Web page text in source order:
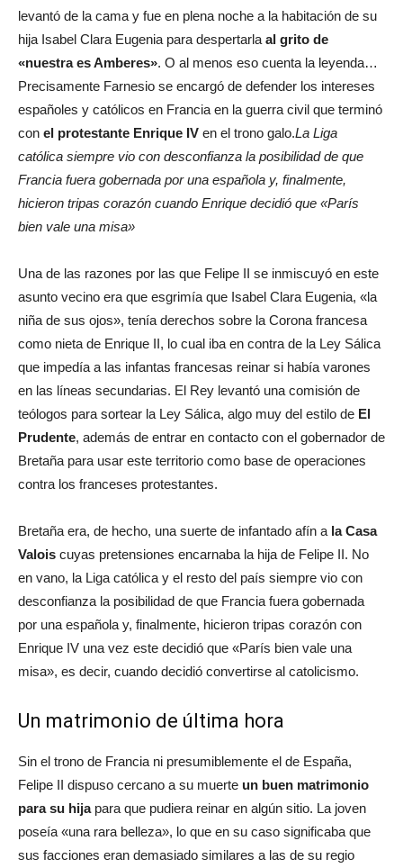
levantó de la cama y fue en plena noche a la habitación de su
hija Isabel Clara Eugenia para despertarla al grito de
«nuestra es Amberes». O al menos eso cuenta la leyenda…
Precisamente Farnesio se encargó de defender los intereses
españoles y católicos en Francia en la guerra civil que terminó
con el protestante Enrique IV en el trono galo.La Liga
católica siempre vio con desconfianza la posibilidad de que
Francia fuera gobernada por una española y, finalmente,
hicieron tripas corazón cuando Enrique decidió que «París
bien vale una misa»
Una de las razones por las que Felipe II se inmiscuyó en este
asunto vecino era que esgrimía que Isabel Clara Eugenia, «la
niña de sus ojos», tenía derechos sobre la Corona francesa
como nieta de Enrique II, lo cual iba en contra de la Ley Sálica
que impedía a las infantas francesas reinar si había varones
en las líneas secundarias. El Rey levantó una comisión de
teólogos para sortear la Ley Sálica, algo muy del estilo de El
Prudente, además de entrar en contacto con el gobernador de
Bretaña para usar este territorio como base de operaciones
contra los franceses protestantes.
Bretaña era, de hecho, una suerte de infantado afín a la Casa
Valois cuyas pretensiones encarnaba la hija de Felipe II. No
en vano, la Liga católica y el resto del país siempre vio con
desconfianza la posibilidad de que Francia fuera gobernada
por una española y, finalmente, hicieron tripas corazón con
Enrique IV una vez este decidió que «París bien vale una
misa», es decir, cuando decidió convertirse al catolicismo.
Un matrimonio de última hora
Sin el trono de Francia ni presumiblemente el de España,
Felipe II dispuso cercano a su muerte un buen matrimonio
para su hijapara que pudiera reinar en algún sitio. La joven
poseía «una rara belleza», lo que en su caso significaba que
sus facciones eran demasiado similares a las de su regio